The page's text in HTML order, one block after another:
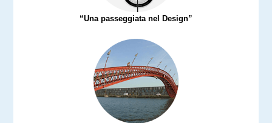
“Una passeggiata nel Design”